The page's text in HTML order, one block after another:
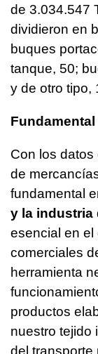
de 3.034.547
dividieron en
buques
tanque, 50;
y de otro tipo,
Con los datos
de
fundamental
y la industria
esencial en el
comerciales
herramienta
productos
nuestro tejido
del transporte